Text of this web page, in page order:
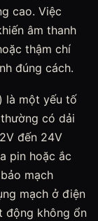
cao. Việc
âm thanh
thậm chí
đúng cách.
là một yếu tố
có dải
đến 24V
pin hoặc ắc
mạch
mạch ở điện
động không ổn